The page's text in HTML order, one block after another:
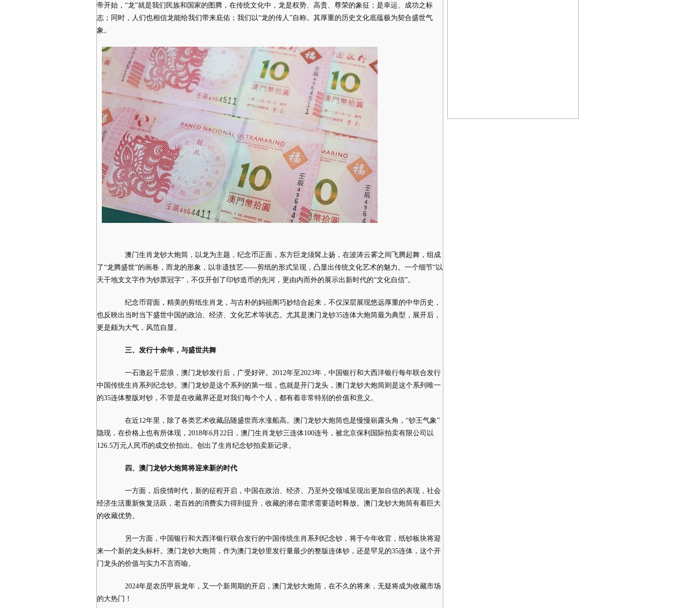
帝开始，“龙”就是我们民族和国家的图腾，在传统文化中，龙是权势、高贵、尊荣的象征；是幸运、成功之标
志；同时，人们也相信龙能给我们带来庇佑；我们以“龙的传人”自称。其厚重的历史文化底蕴极为契合盛世气
象。
澳门生肖龙钞大炮筒，以龙为主题，纪念币正面，东方巨龙须髯上扬，在波涛云雾之间飞腾起舞，组成
了“龙腾盛世”的画卷，而龙的形象，以非遗技艺——剪纸的形式呈现，凸显出传统文化艺术的魅力。一个细节“以
天干地支文字作为钞票冠字”，不仅开创了印钞造币的先河，更由内而外的展示出新时代的“文化自信”。
纪念币背面，精美的剪纸生肖龙，与古朴的妈祖阁巧妙结合起来，不仅深层展现悠远厚重的中华历史，
也反映出当时当下盛世中国的政治、经济、文化艺术等状态。尤其是澳门龙钞35连体大炮筒最为典型，展开后，
更是颇为大气，风范自显。
三、发行十余年 ， 与盛世共舞
一石激起千层浪，澳门龙钞发行后，广受好评。2012年至2023年，中国银行和大西洋银行每年联合发行
中国传统生肖系列纪念钞。澳门龙钞是这个系列的第一组，也就是开门龙头，澳门龙钞大炮筒则是这个系列唯一
的35连体整版对钞，不管是在收藏界还是对我们每个个人，都有着非常特别的价值和意义。
在近12年里，除了各类艺术收藏品随盛世而水涨船高。澳门龙钞大炮筒也是慢慢崭露头角，“钞王气象”
隐现，在价格上也有所体现，2018年6月22日，澳门生肖龙钞三连体100连号，被北京保利国际拍卖有限公司以
126.5万元人民币的成交价拍出。创出了生肖纪念钞拍卖新记录。
四、澳门龙钞大炮筒将迎来新的时代
一方面，后疫情时代，新的征程开启，中国在政治、经济、乃至外交领域呈现出更加自信的表现，社会
经济生活重新恢复活跃，老百姓的消费实力得到提升，收藏的潜在需求需要适时释放。澳门龙钞大炮筒有着巨大
的收藏优势。
另一方面，中国银行和大西洋银行联合发行的中国传统生肖系列纪念钞，将于今年收官，纸钞板块将迎
来一个新的龙头标杆。澳门龙钞大炮筒，作为澳门龙钞里发行量最少的整版连体钞，还是罕见的35连体，这个开
门龙头的价值与实力不言而喻。
2024年是农历甲辰龙年，又一个新周期的开启，澳门龙钞大炮筒，在不久的将来，无疑将成为收藏市场
的大热门！